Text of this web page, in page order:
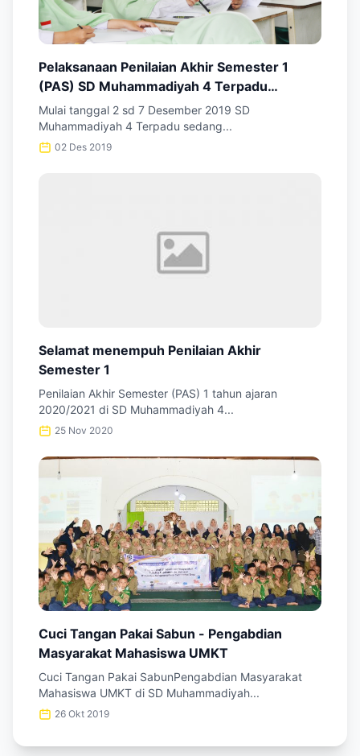
Pelaksanaan Penilaian Akhir Semester 1
(PAS) SD Muhammadiyah 4 Terpadu
Samarinda
Mulai tanggal 2 sd 7 Desember 2019 SD
Muhammadiyah 4 Terpadu sedang...
02 Des 2019
Selamat menempuh Penilaian Akhir
Semester 1
Penilaian Akhir Semester (PAS) 1 tahun ajaran
2020/2021 di SD Muhammadiyah 4...
25 Nov 2020
Cuci Tangan Pakai Sabun - Pengabdian
Masyarakat Mahasiswa UMKT
Cuci Tangan Pakai SabunPengabdian Masyarakat
Mahasiswa UMKT di SD Muhammadiyah...
26 Okt 2019